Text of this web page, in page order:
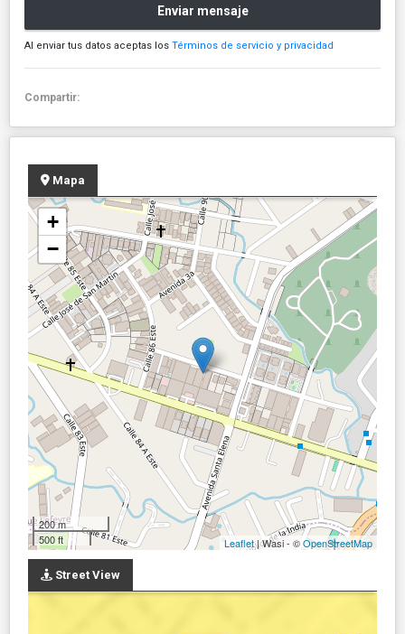
Enviar mensaje
Al enviar tus datos aceptas los Términos de servicio y privacidad
Compartir:
Mapa
+
−
200 m
500 ft
Leaflet| Wasi - ©OpenStreetMap
Street View